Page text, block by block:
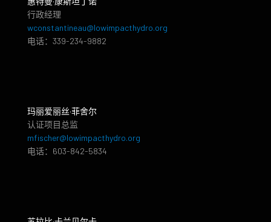
行政经理
wconstantineau@lowimpacthydro.org
电话：339-234-9882
玛丽爱丽丝·菲舍尔
认证项目总监
mfischer@lowimpacthydro.org
电话：603-842-5834